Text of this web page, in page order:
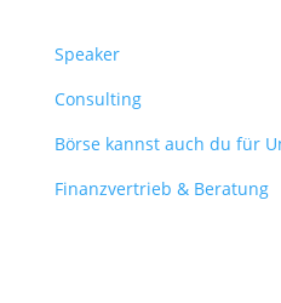
Speaker
Consulting
Börse kannst auch du für
Finanzvertrieb & Beratung